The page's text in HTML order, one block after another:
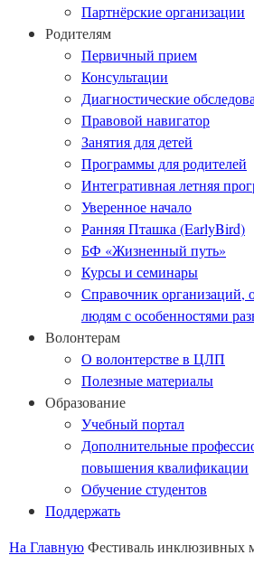
Партнёрские организации
Родителям
Первичный прием
Консультации
Диагностические
Правовой навигатор
Занятия для детей
Программы для родителей
Интегративная летняя
Уверенное начало
Ранняя Пташка (EarlyBird)
БФ «Жизненный путь»
Курсы и семинары
Справочник
людям с особенностями
Волонтерам
О волонтерстве в ЦЛП
Полезные материалы
Образование
Учебный портал
Дополнительные
повышения квалификации
Обучение студентов
Поддержать
На ГлавнуюФестиваль инклюзивных